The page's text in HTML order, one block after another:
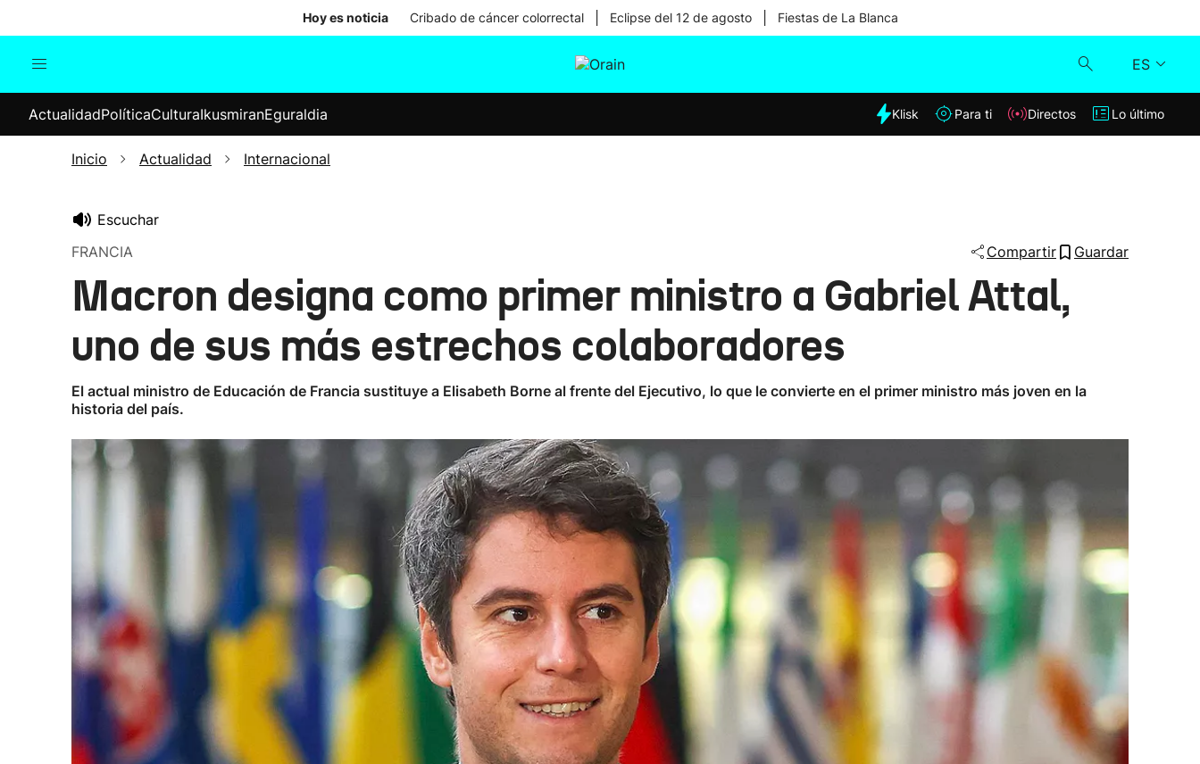
Hoy es noticia Cribado de cáncer colorrectal Eclipse del 12 de agosto Fiestas de La Blanca
ES
Internacional
Elecciones
Klisk
ActualidadPolíticaCulturaIkusmiranEguraldia Klisk Para ti Directos Lo último
Inicio Actualidad Internacional
Escuchar
FRANCIA
Compartir Guardar
Macron designa como primer ministro a Gabriel Attal,
uno de sus más estrechos colaboradores
El actual ministro de Educación de Francia sustituye a Elisabeth Borne al frente del Ejecutivo, lo que le convierte en el primer ministro más joven en la
historia del país.